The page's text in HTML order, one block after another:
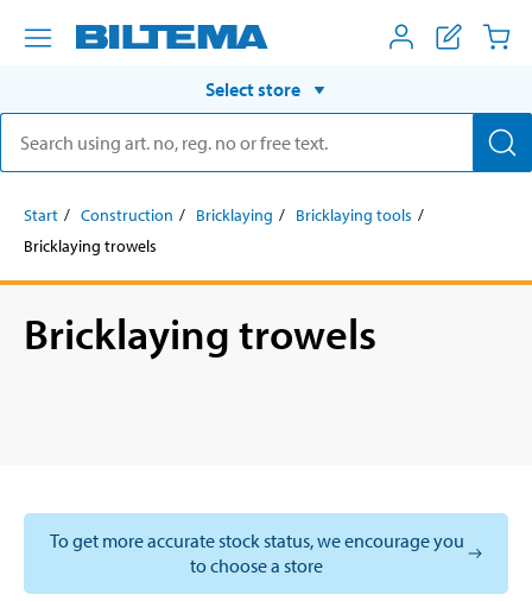
Select store
Start Construction Bricklaying
Bricklaying tools
Bricklaying trowels
Bricklaying trowels
To get more accurate stock status, we encourage you
to choose a store